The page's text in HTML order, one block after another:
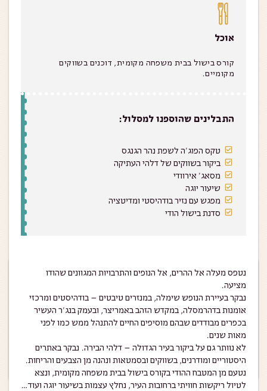
אוכל
קורס בישול בבית משפחה מקומית, דוכנים בשווקים
מקומיים.
התבלינים שהוספנו למסלול:
טקס הפוג'ה לשפת נהר הגנגס
ביקור בשווקים של דלהי העתיקה
מסאג' אירוודי
שיעור יוגה
מפגש עם נזיר בודהיסטי ומדיטציה
סדנת בישול הודי
נטפס מעלה אל ההרים, אל הנופים והתרבויות המגוונים שהודו
מציעה.
נבקר בעיירת הנופש שימלה, במנזרים טיבטים – בודהיסטים ומרכזי
אומנות בדהרמסלה, במקדש הזהב באמריצר, ובעמק בנג’ר העשיר
בכפרים מבודדים שבהם מוסיפים החיים להתנהל ממש כמו לפני
מאות שנים.
לא נוותר גם על ביקור בעיר הגדולה – דלהי הבירה. נבקר באתרים
היסטוריים ומודרנים, בשווקים ובסמטאות ונהנה מן הצבעים והריחות.
נטעם מן המטבח ההודי בקורס בישול בבית משפחה מקומית, ונצא
לטיול ריקשות חוויתי ברחובות העיר, נחלץ עצמות בשיעור יוגה ועוד…